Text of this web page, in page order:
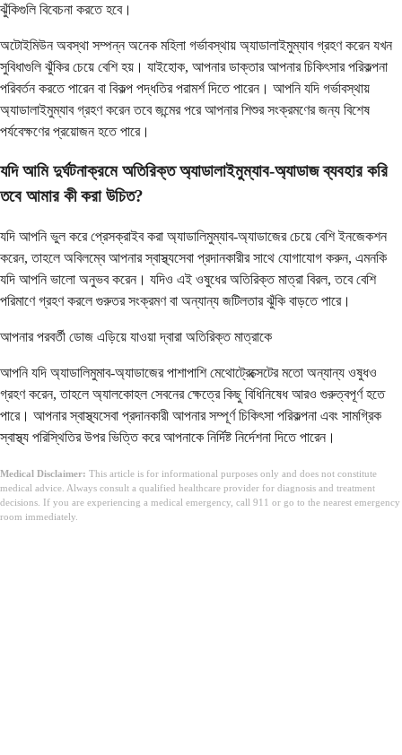
ঝুঁকিগুলি বিবেচনা করতে হবে।
অটোইমিউন অবস্থা সম্পন্ন অনেক মহিলা গর্ভাবস্থায় অ্যাডালাইমুম্যাব গ্রহণ করেন যখন
সুবিধাগুলি ঝুঁকির চেয়ে বেশি হয়। যাইহোক, আপনার ডাক্তার আপনার চিকিৎসার পরিকল্পনা
পরিবর্তন করতে পারেন বা বিকল্প পদ্ধতির পরামর্শ দিতে পারেন। আপনি যদি গর্ভাবস্থায়
অ্যাডালাইমুম্যাব গ্রহণ করেন তবে জন্মের পরে আপনার শিশুর সংক্রমণের জন্য বিশেষ
পর্যবেক্ষণের প্রয়োজন হতে পারে।
যদি আমি দুর্ঘটনাক্রমে অতিরিক্ত অ্যাডালাইমুম্যাব-অ্যাডাজ ব্যবহার করি
তবে আমার কী করা উচিত?
যদি আপনি ভুল করে প্রেসক্রাইব করা অ্যাডালিমুম্যাব-অ্যাডাজের চেয়ে বেশি ইনজেকশন
করেন, তাহলে অবিলম্বে আপনার স্বাস্থ্যসেবা প্রদানকারীর সাথে যোগাযোগ করুন, এমনকি
যদি আপনি ভালো অনুভব করেন। যদিও এই ওষুধের অতিরিক্ত মাত্রা বিরল, তবে বেশি
পরিমাণে গ্রহণ করলে গুরুতর সংক্রমণ বা অন্যান্য জটিলতার ঝুঁকি বাড়তে পারে।
আপনার পরবর্তী ডোজ এড়িয়ে যাওয়া দ্বারা অতিরিক্ত মাত্রাকে
আপনি যদি অ্যাডালিমুমাব-অ্যাডাজের পাশাপাশি মেথোট্রেক্সেটের মতো অন্যান্য ওষুধও
গ্রহণ করেন, তাহলে অ্যালকোহল সেবনের ক্ষেত্রে কিছু বিধিনিষেধ আরও গুরুত্বপূর্ণ হতে
পারে। আপনার স্বাস্থ্যসেবা প্রদানকারী আপনার সম্পূর্ণ চিকিৎসা পরিকল্পনা এবং সামগ্রিক
স্বাস্থ্য পরিস্থিতির উপর ভিত্তি করে আপনাকে নির্দিষ্ট নির্দেশনা দিতে পারেন।
Medical Disclaimer: This article is for informational purposes only and does not constitute
medical advice. Always consult a qualified healthcare provider for diagnosis and treatment
decisions. If you are experiencing a medical emergency, call 911 or go to the nearest emergency
room immediately.